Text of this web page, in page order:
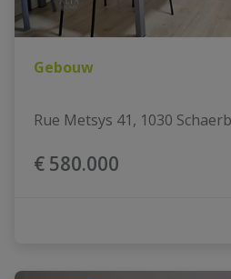
Gebouw
Rue Metsys 41, 1030
€ 580.000